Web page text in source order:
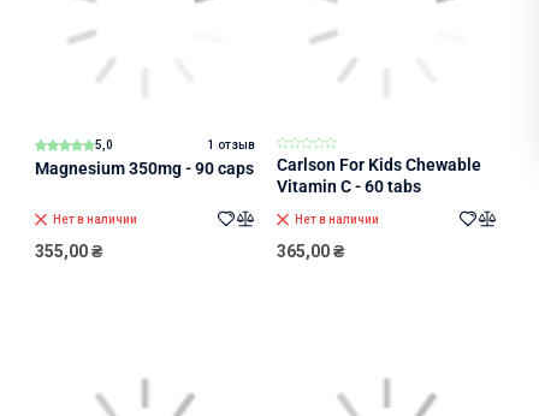
5,0 1 отзыв
Magnesium 350mg - 90 caps
Нет в наличии
355,00₴
Carlson For Kids Chewable
Vitamin C - 60 tabs
Нет в наличии
365,00₴